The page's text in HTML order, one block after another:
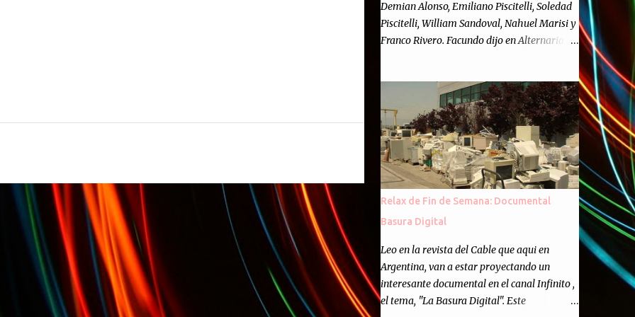
Demian Alonso, Emiliano Piscitelli, Soledad
Piscitelli, William Sandoval, Nahuel Marisi y
Franco Rivero. Facundo dijo en Alternaria :
Cincuenta ocasiones para ponernos en
contacto con ustedes y contarles las noticias
de tecnología más importantes, desde
nuestra propia óptica: un punto de vista
independiente e informal.Para festejarlo, se
nos ocurrió que estemos todos juntos; y
cuando digo "todos" me refiero a toda la
semanario como panelista, y a ustedes. Por
eso se nos ocurrió la idea de emitir video en
vivo. La tarea no fué facil, hubo que
coordinar horarios, preparar el estudio,
configurar muchos programejos y hacer
Relax de Fin de Semana: Documental
Basura Digital
Leo en la revista del Cable que aqui en
Argentina, van a estar proyectando un
interesante documental en el canal Infinito ,
el tema, "La Basura Digital". Este